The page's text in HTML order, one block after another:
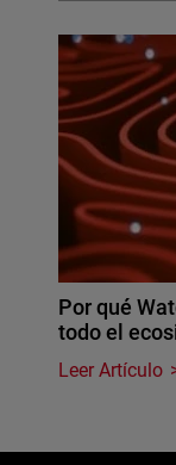
Por qué
todo el
Leer Artículo